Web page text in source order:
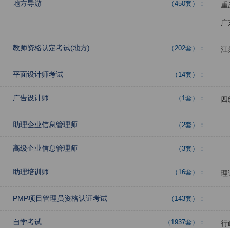
地方导游 （450套）： 重
广
教师资格认定考试(地方) （202套）： 江
平面设计师考试 （14套）：
广告设计师 （1套）： 四
助理企业信息管理师 （2套）：
高级企业信息管理师 （3套）：
助理培训师 （16套）： 理
PMP项目管理员资格认证考试 （143套）：
自学考试 （1937套）： 行